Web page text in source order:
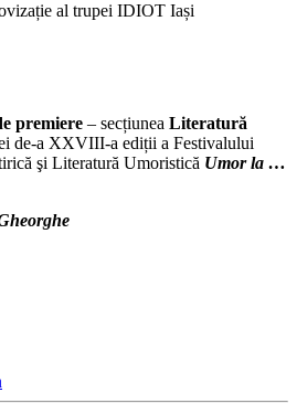
al trupei IDIOT Iași
premiere – secțiunea Literatură
de-a XXVIII-a ediții a Festivalului
şi Literatură Umoristică Umor la …